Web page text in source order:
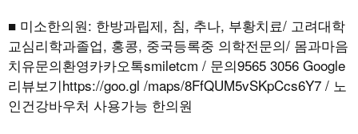
■ 미소한의원: 한방과립제, 침, 추나, 부황치료/ 고려대학
교심리학과졸업, 홍콩, 중국등록중 의학전문의/ 몸과마음
치유문의환영카카오톡smiletcm / 문의9565 3056 Google
리뷰보기https://goo.gl /maps/8FfQUM5vSKpCcs6Y7 / 노
인건강바우처 사용가능 한의원